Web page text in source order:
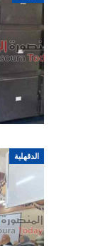
الدقهلية